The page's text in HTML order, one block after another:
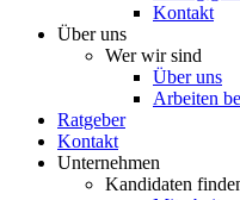
Kontakt
Über uns
Wer wir sind
Über uns
Arbeiten
Ratgeber
Kontakt
Unternehmen
Kandidaten